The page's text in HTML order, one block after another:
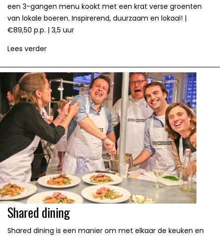
een 3-gangen menu kookt met een krat verse groenten
van lokale boeren. Inspirerend, duurzaam en lokaal! |
€89,50 p.p. | 3,5 uur
Lees verder
Shared dining
Shared dining is een manier om met elkaar de keuken en